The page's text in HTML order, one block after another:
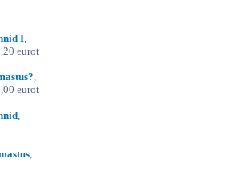
I,
eurot
,
eurot
,
,